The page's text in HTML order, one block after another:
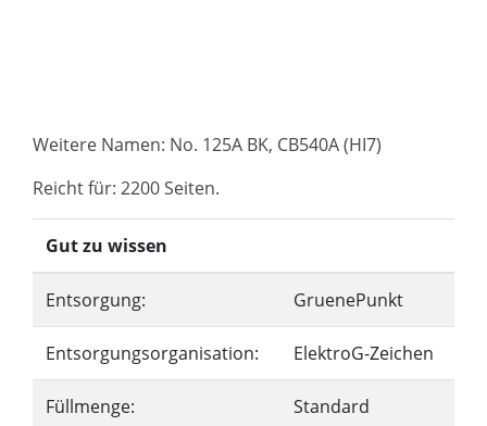
Weitere Namen: No. 125A BK, CB540A (HI7)
Reicht für: 2200 Seiten.
Gut zu wissen
Entsorgung: GruenePunkt
Entsorgungsorganisation: ElektroG-Zeichen
Füllmenge: Standard